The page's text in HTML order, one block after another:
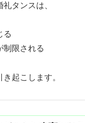
タンスは、
る
制限される
起こします。